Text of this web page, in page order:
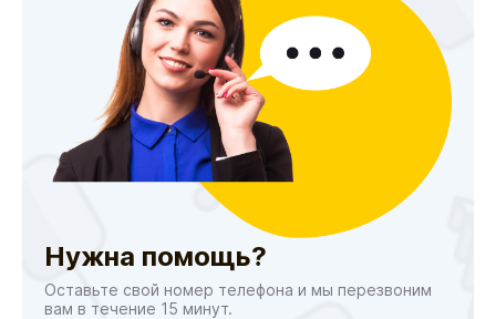
Нужна помощь?
Оставьте свой номер телефона и мы перезвоним
вам в течение 15 минут.